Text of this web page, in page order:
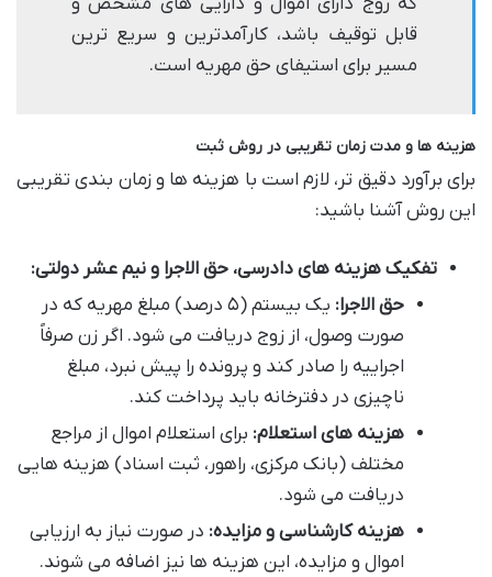
قابل توقیف باشد، کارآمدترین و سریع ترین
مسیر برای استیفای حق مهریه است.
هزینه ها و مدت زمان تقریبی در روش ثبت
برای برآورد دقیق تر، لازم است با هزینه ها و زمان بندی تقریبی
این روش آشنا باشید:
تفکیک هزینه های دادرسی، حق الاجرا و نیم عشر دولتی:
حق الاجرا:
یک بیستم (۵ درصد) مبلغ مهریه که در
صورت وصول، از زوج دریافت می شود. اگر زن صرفاً
اجراییه را صادر کند و پرونده را پیش نبرد، مبلغ
ناچیزی در دفترخانه باید پرداخت کند.
هزینه های استعلام: برای استعلام اموال از مراجع
مختلف (بانک مرکزی، راهور، ثبت اسناد) هزینه هایی
دریافت می شود.
هزینه کارشناسی و مزایده: در صورت نیاز به ارزیابی
اموال و مزایده، این هزینه ها نیز اضافه می شوند.